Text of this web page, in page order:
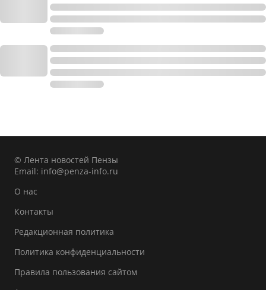
© Лента новостей Пензы
Email: info@penza-info.ru
О нас
Контакты
Редакционная политика
Политика конфиденциальности
Правила пользования сайтом